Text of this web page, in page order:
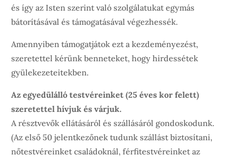
és így az Isten szerint való szolgálatukat egymás
bátorításával és támogatásával végezhessék.
Amennyiben támogatjátok ezt a kezdeményezést,
szeretettel kérünk benneteket, hogy hirdessétek
gyülekezeteitekben.
Az egyedülálló testvéreinket (25 éves kor felett)
szeretettel hívjuk és várjuk.
A résztvevők ellátásáról és szállásáról gondoskodunk.
(Az első 50 jelentkezőnek tudunk szállást biztosítani,
nőtestvéreinket családoknál, férfitestvéreinket az